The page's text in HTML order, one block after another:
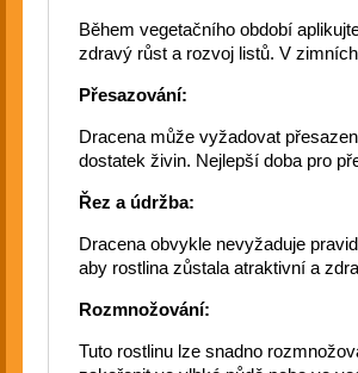
Během vegetačního období
zdravý růst a rozvoj listů. V
Přesazování:
Dracena může vyžadovat
dostatek živin. Nejlepší doba pro
Řez a údržba:
Dracena obvykle nevyžaduje
aby rostlina zůstala atraktivní a
Rozmnožování:
Tuto rostlinu lze snadno